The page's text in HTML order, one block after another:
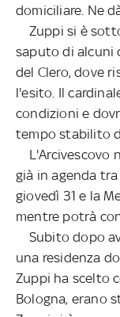
domiciliare. Ne
Zuppi si è
saputo di alcuni
del Clero, dove
l'esito. Il
condizioni e
tempo stabilito
L'Arcivescovo
già in agenda
giovedì 31 e la
mentre potrà
Subito dopo
una residenza
Zuppi ha scelto
Bologna, erano